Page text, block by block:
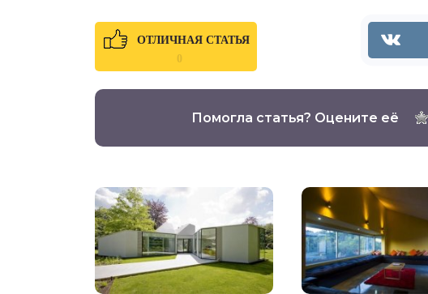
ОТЛИЧНАЯ СТАТЬЯ
0
Помогла статья? Оцените её